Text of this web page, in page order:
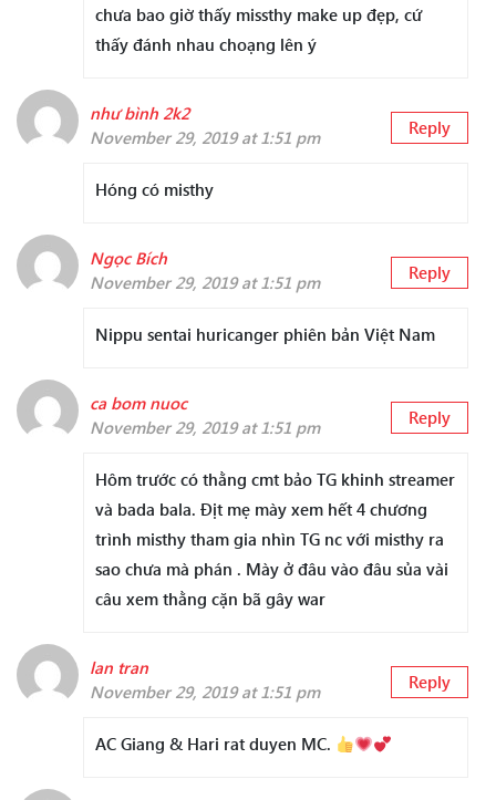
chưa bao giờ thấy missthy make up đẹp, cứ
thấy đánh nhau choạng lên ý
như bình 2k2
November 29, 2019 at 1:51 pm
Reply
Hóng có misthy
Ngọc Bích
November 29, 2019 at 1:51 pm
Reply
Nippu sentai huricanger phiên bản Việt Nam
ca bom nuoc
November 29, 2019 at 1:51 pm
Reply
Hôm trước có thằng cmt bảo TG khinh streamer
và bada bala. Địt mẹ mày xem hết 4 chương
trình misthy tham gia nhìn TG nc với misthy ra
sao chưa mà phán . Mày ở đâu vào đâu sủa vài
câu xem thằng cặn bã gây war
lan tran
November 29, 2019 at 1:51 pm
Reply
AC Giang & Hari rat duyen MC.